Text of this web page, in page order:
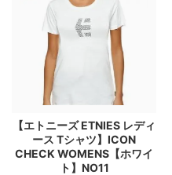
【エトニーズ ETNIES レディ
ース Tシャツ】ICON
CHECK WOMENS【ホワイ
ト】NO11